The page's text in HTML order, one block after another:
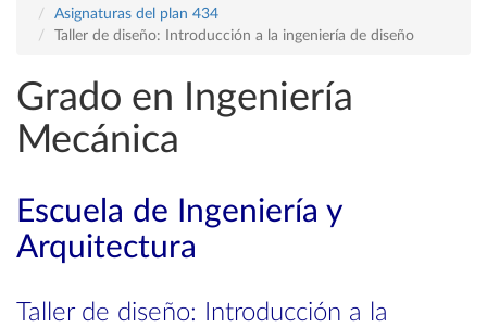
Asignaturas del plan 434
Taller de diseño: Introducción a la ingeniería de diseño
Grado en Ingeniería
Mecánica
Escuela de Ingeniería y
Arquitectura
Taller de diseño: Introducción a la